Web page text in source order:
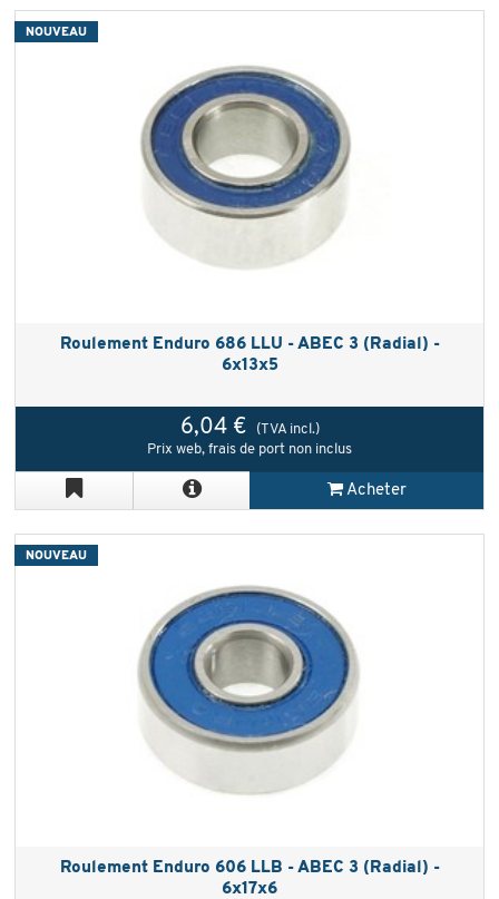
Roulement Enduro 686 LLU - ABEC 3 (Radial) -
6x13x5
6,04 €
(TVA incl.)
Prix web, frais de port non inclus
Acheter
NOUVEAU
Roulement Enduro 606 LLB - ABEC 3 (Radial) -
6x17x6
NOUVEAU